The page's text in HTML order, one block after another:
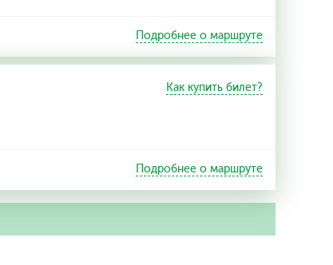
Подробнее о маршруте
Как купить билет?
Подробнее о маршруте